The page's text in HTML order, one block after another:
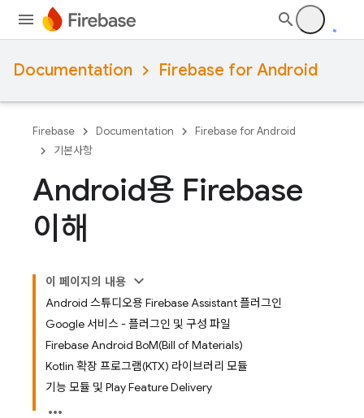
Documentation Firebase for Android
Firebase Documentation
Firebase for Android
기본사항
Android용 Firebase
이해
이 페이지의 내용
Android 스튜디오용 Firebase Assistant 플러그인
Google 서비스 - 플러그인 및 구성 파일
Firebase Android BoM(Bill of Materials)
Kotlin 확장 프로그램(KTX) 라이브러리 모듈
기능 모듈 및 Play Feature Delivery